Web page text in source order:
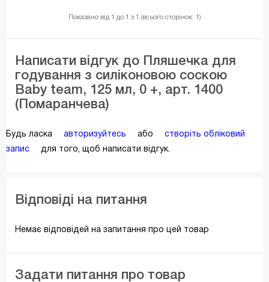
Показано від 1 до 1 з 1 (всього сторінок: 1)
Написати відгук до Пляшечка для
годування з силіконовою соскою
Baby team, 125 мл, 0 +, арт. 1400
(Помаранчева)
Будь ласка авторизуйтесь або
створіть обліковий
запис
для того, щоб написати відгук.
Відповіді на питання
Немає відповідей на запитання про цей товар
Задати питання про товар